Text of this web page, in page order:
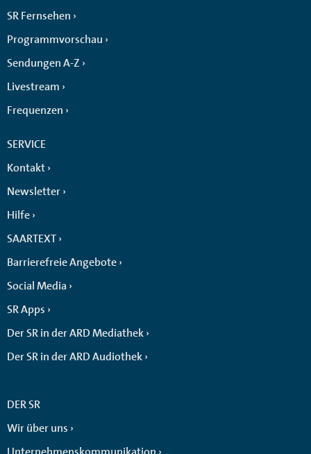
SR Fernsehen
Programmvorschau
Sendungen A-Z
Livestream
Frequenzen
SERVICE
Kontakt
Newsletter
Hilfe
SAARTEXT
Barrierefreie Angebote
Social Media
SR Apps
Der SR in der ARD Mediathek
Der SR in der ARD Audiothek
DER SR
Wir über uns